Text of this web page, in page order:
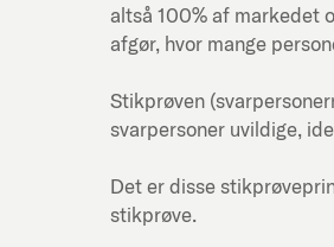
altså 100% af markedet
afgør, hvor mange
Stikprøven
svarpersoner uvildige,
Det er disse
stikprøve.